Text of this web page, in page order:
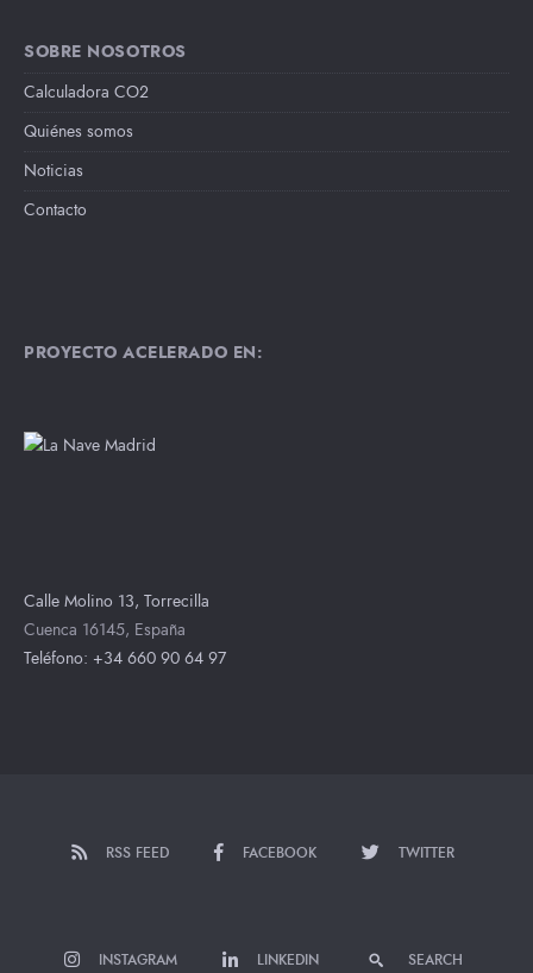
SOBRE NOSOTROS
Calculadora CO2
Quiénes somos
Noticias
Contacto
PROYECTO ACELERADO EN:
Calle Molino 13, Torrecilla
Cuenca 16145, España
Teléfono: +34 660 90 64 97
RSS FEED FACEBOOK TWITTER
INSTAGRAM LINKEDIN SEARCH